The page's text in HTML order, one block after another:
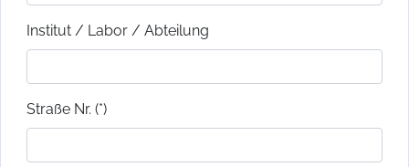
Institut / Labor / Abteilung
Straße Nr. (*)